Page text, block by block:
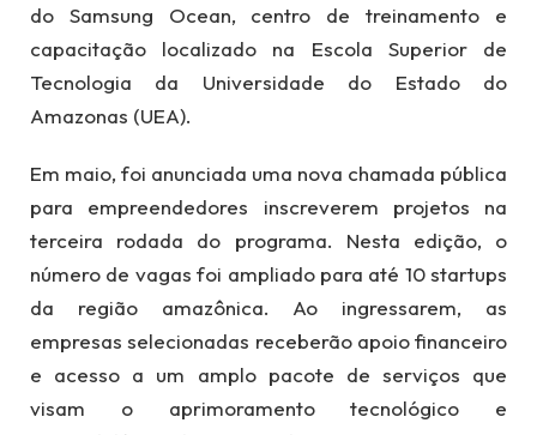
do Samsung Ocean, centro de treinamento e
capacitação localizado na Escola Superior de
Tecnologia da Universidade do Estado do
Amazonas (UEA).
Em maio, foi anunciada uma nova chamada pública
para empreendedores inscreverem projetos na
terceira rodada do programa. Nesta edição, o
número de vagas foi ampliado para até 10 startups
da região amazônica. Ao ingressarem, as
empresas selecionadas receberão apoio financeiro
e acesso a um amplo pacote de serviços que
visam o aprimoramento tecnológico e